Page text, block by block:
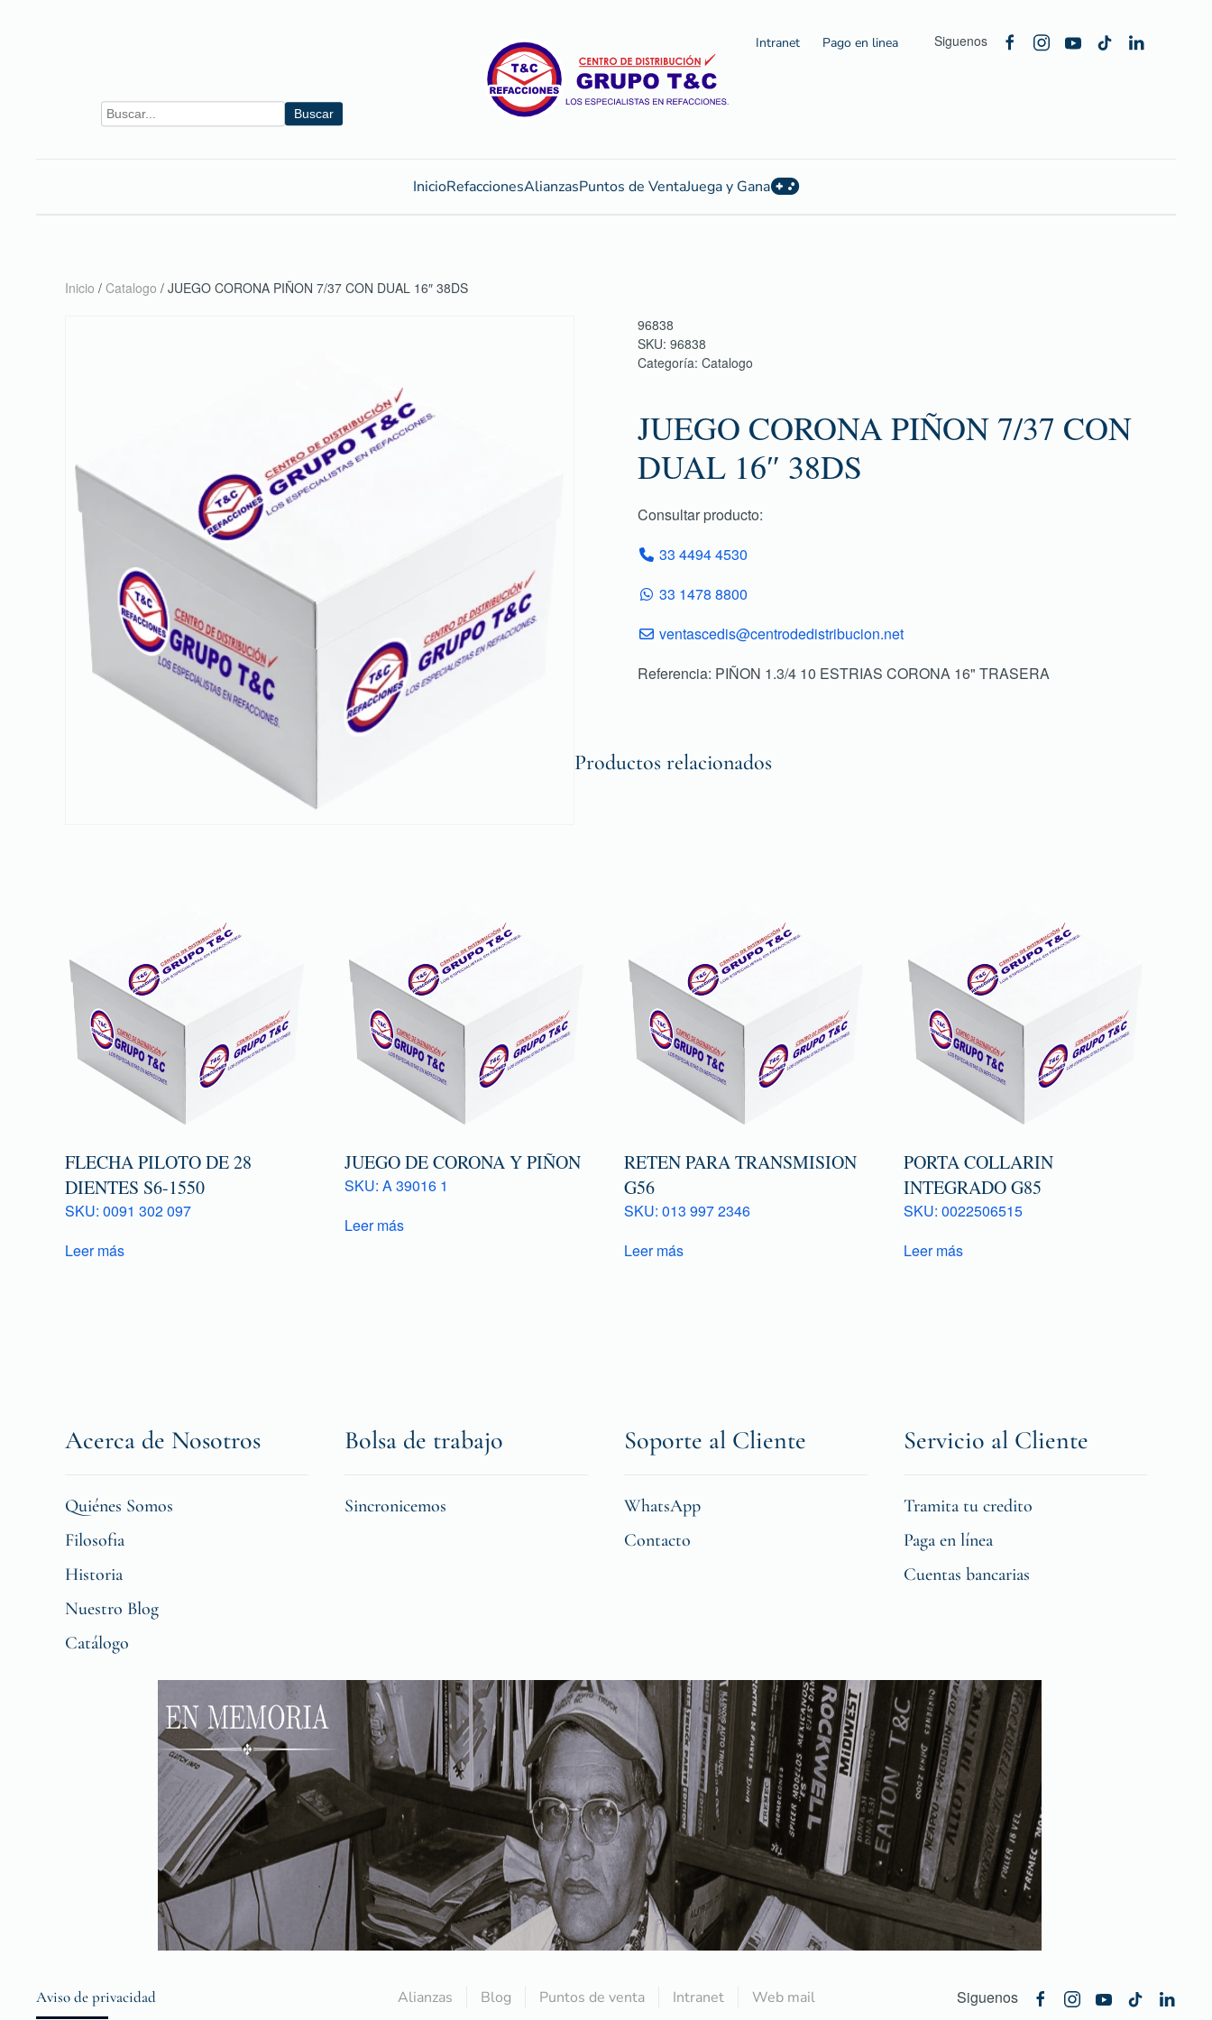
Buscar
Intranet Pago en linea Siguenos
InicioRefaccionesAlianzasPuntos de VentaJuega y Gana
Inicio / Catalogo / JUEGO CORONA PIÑON 7/37 CON DUAL 16″ 38DS
96838
SKU: 96838
Categoría: Catalogo
JUEGO CORONA PIÑON 7/37 CON
DUAL 16″ 38DS
Consultar producto:
33 4494 4530
33 1478 8800
ventascedis@centrodedistribucion.net
Referencia: PIÑON 1.3/4 10 ESTRIAS CORONA 16" TRASERA
Productos relacionados
FLECHA PILOTO DE 28
DIENTES S6-1550
SKU: 0091 302 097
Leer más
JUEGO DE CORONA Y PIÑON
SKU: A 39016 1
Leer más
RETEN PARA TRANSMISION
G56
SKU: 013 997 2346
Leer más
PORTA COLLARIN
INTEGRADO G85
SKU: 0022506515
Leer más
Acerca de Nosotros
Quiénes Somos
Filosofia
Historia
Nuestro Blog
Catálogo
Bolsa de trabajo
Sincronicemos
Soporte al Cliente
WhatsApp
Contacto
Servicio al Cliente
Tramita tu credito
Paga en línea
Cuentas bancarias
Aviso de privacidad Alianzas Blog Puntos de venta Intranet Web mail Siguenos